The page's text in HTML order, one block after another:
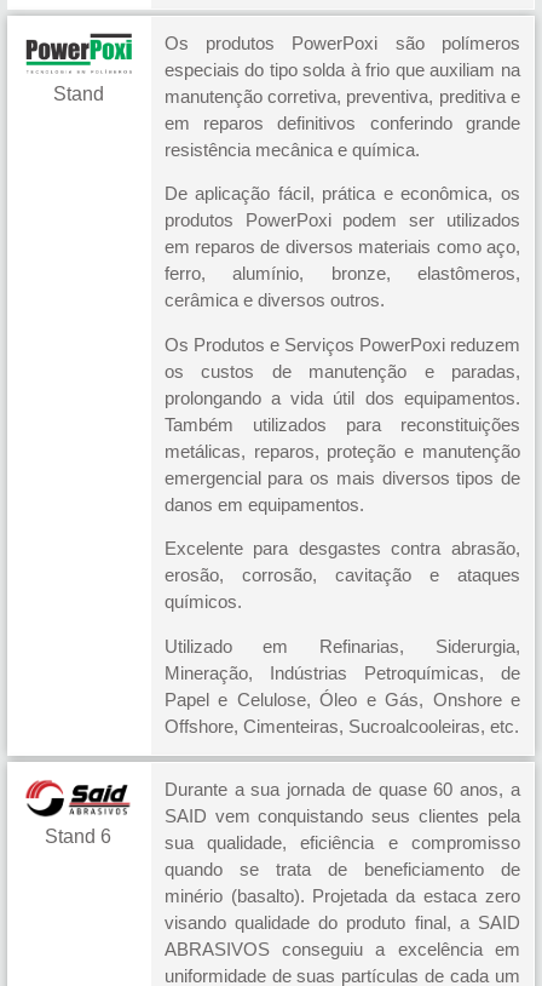
Stand
Os produtos PowerPoxi são polímeros
especiais do tipo solda à frio que auxiliam na
manutenção corretiva, preventiva, preditiva e
em reparos definitivos conferindo grande
resistência mecânica e química.
De aplicação fácil, prática e econômica, os
produtos PowerPoxi podem ser utilizados
em reparos de diversos materiais como aço,
ferro, alumínio, bronze, elastômeros,
cerâmica e diversos outros.
Os Produtos e Serviços PowerPoxi reduzem
os custos de manutenção e paradas,
prolongando a vida útil dos equipamentos.
Também utilizados para reconstituições
metálicas, reparos, proteção e manutenção
emergencial para os mais diversos tipos de
danos em equipamentos.
Excelente para desgastes contra abrasão,
erosão, corrosão, cavitação e ataques
químicos.
Utilizado em Refinarias, Siderurgia,
Mineração, Indústrias Petroquímicas, de
Papel e Celulose, Óleo e Gás, Onshore e
Offshore, Cimenteiras, Sucroalcooleiras, etc.
Stand 6
Durante a sua jornada de quase 60 anos, a
SAID vem conquistando seus clientes pela
sua qualidade, eficiência e compromisso
quando se trata de beneficiamento de
minério (basalto). Projetada da estaca zero
visando qualidade do produto final, a SAID
ABRASIVOS conseguiu a excelência em
uniformidade de suas partículas de cada um